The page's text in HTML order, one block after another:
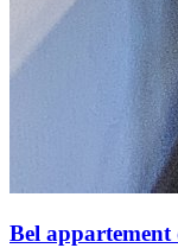
Bel appartement